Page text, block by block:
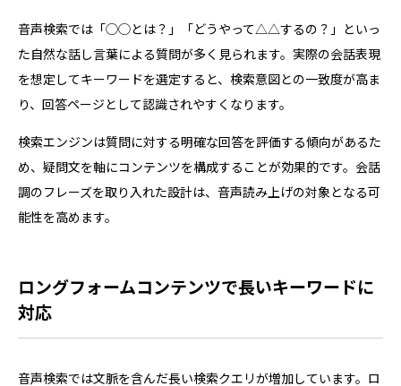
音声検索では「◯◯とは？」「どうやって△△するの？」といっ
た自然な話し言葉による質問が多く見られます。実際の会話表現
を想定してキーワードを選定すると、検索意図との一致度が高ま
り、回答ページとして認識されやすくなります。
検索エンジンは質問に対する明確な回答を評価する傾向があるた
め、疑問文を軸にコンテンツを構成することが効果的です。会話
調のフレーズを取り入れた設計は、音声読み上げの対象となる可
能性を高めます。
ロングフォームコンテンツで長いキーワードに
対応
音声検索では文脈を含んだ長い検索クエリが増加しています。ロ